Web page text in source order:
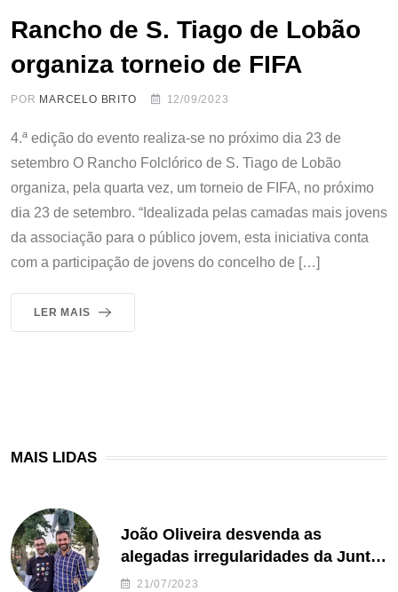
Rancho de S. Tiago de Lobão
organiza torneio de FIFA
POR MARCELO BRITO 12/09/2023
4.ª edição do evento realiza-se no próximo dia 23 de
setembro O Rancho Folclórico de S. Tiago de Lobão
organiza, pela quarta vez, um torneio de FIFA, no próximo
dia 23 de setembro. “Idealizada pelas camadas mais jovens
da associação para o público jovem, esta iniciativa conta
com a participação de jovens do concelho de […]
LER MAIS
MAIS LIDAS
João Oliveira desvenda as
alegadas irregularidades da Junta
de Freguesia S. João de Ver
21/07/2023